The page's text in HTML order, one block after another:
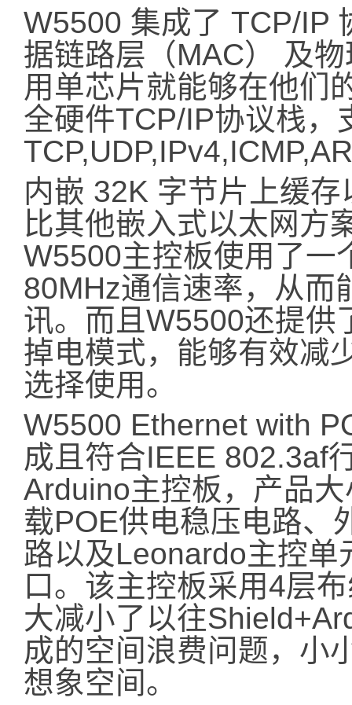
W5500 集成了 TCP/IP
据链路层（MAC） 及
用单芯片就能够在他们
全硬件TCP/IP协议栈，
内嵌 32K 字节片上缓
比其他嵌入式以太网方
W5500主控板使用了一
80MHz通信速率，从而
讯。而且W5500还提供
掉电模式，能够有效减
选择使用。
W5500 Ethernet with
成且符合IEEE 802.3af
Arduino主控板，产品
载POE供电稳压电路、
路以及Leonardo主控
口。该主控板采用4层
大减小了以往
成的空间浪费问题，小
想象空间。